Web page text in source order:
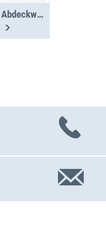
Jumbo-Unit A 1.5-14-8 Abdeckwanne